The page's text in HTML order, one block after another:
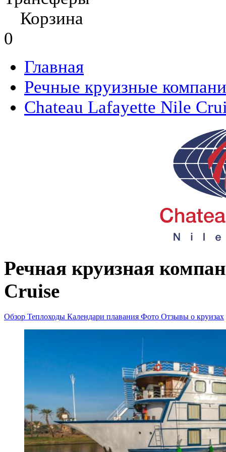
Корзина
0
Главная
Речные круизные
Chateau Lafayette Nile
Речная круизная
Cruise
Обзор Теплоходы Календари плавания Фото Отзывы о круизах